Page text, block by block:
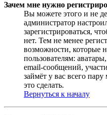
Зачем мне нужно
Вы можете этого и не
администратор
зарегистрироваться,
нет. Тем не менее
возможности, которые
пользователям:
email-сообщений,
займёт у вас всего
это сделать.
Вернуться к началу